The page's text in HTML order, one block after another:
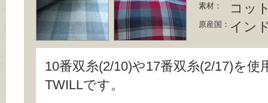
素材： コッ
原産国： イン
10番双糸(2/10)や17番双糸(2/17)を使
TWILLです。